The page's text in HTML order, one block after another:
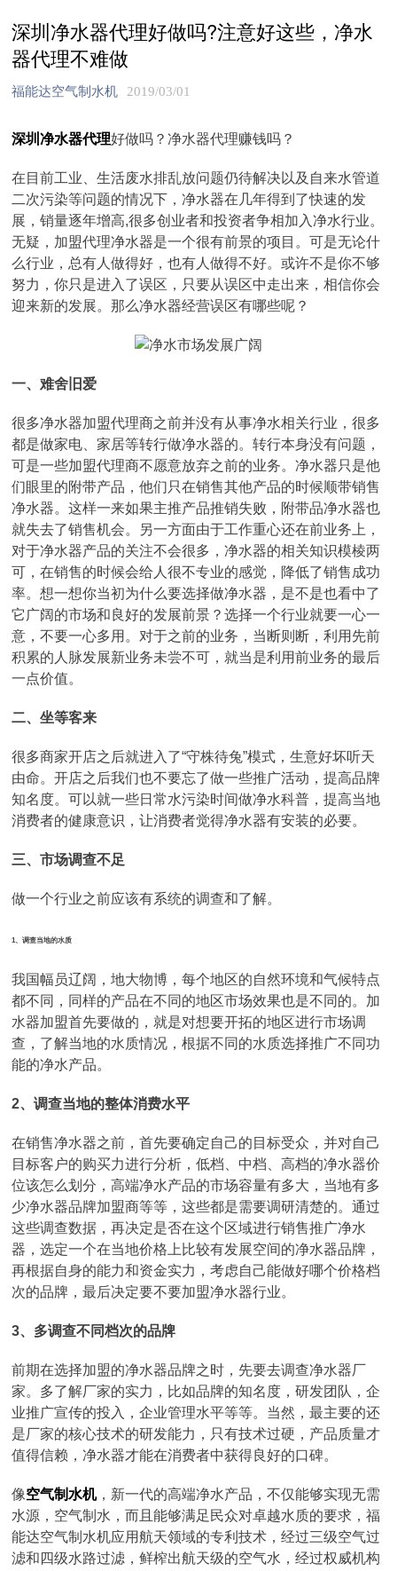
深圳净水器代理好做吗?注意好这些，净水
器代理不难做
福能达空气制水机 2019/03/01
深圳净水器代理好做吗？净水器代理赚钱吗？
在目前工业、生活废水排乱放问题仍待解决以及自来水管道
二次污染等问题的情况下，净水器在几年得到了快速的发
展，销量逐年增高,很多创业者和投资者争相加入净水行业。
无疑，加盟代理净水器是一个很有前景的项目。可是无论什
么行业，总有人做得好，也有人做得不好。或许不是你不够
努力，你只是进入了误区，只要从误区中走出来，相信你会
迎来新的发展。那么净水器经营误区有哪些呢？
一、难舍旧爱
很多净水器加盟代理商之前并没有从事净水相关行业，很多
都是做家电、家居等转行做净水器的。转行本身没有问题，
可是一些加盟代理商不愿意放弃之前的业务。净水器只是他
们眼里的附带产品，他们只在销售其他产品的时候顺带销售
净水器。这样一来如果主推产品推销失败，附带品净水器也
就失去了销售机会。另一方面由于工作重心还在前业务上，
对于净水器产品的关注不会很多，净水器的相关知识模棱两
可，在销售的时候会给人很不专业的感觉，降低了销售成功
率。想一想你当初为什么要选择做净水器，是不是也看中了
它广阔的市场和良好的发展前景？选择一个行业就要一心一
意，不要一心多用。对于之前的业务，当断则断，利用先前
积累的人脉发展新业务未尝不可，就当是利用前业务的最后
一点价值。
二、坐等客来
很多商家开店之后就进入了“守株待兔”模式，生意好坏听天
由命。开店之后我们也不要忘了做一些推广活动，提高品牌
知名度。可以就一些日常水污染时间做净水科普，提高当地
消费者的健康意识，让消费者觉得净水器有安装的必要。
三、市场调查不足
做一个行业之前应该有系统的调查和了解。
1、调查当地的水质
我国幅员辽阔，地大物博，每个地区的自然环境和气候特点
都不同，同样的产品在不同的地区市场效果也是不同的。加
水器加盟首先要做的，就是对想要开拓的地区进行市场调
查，了解当地的水质情况，根据不同的水质选择推广不同功
能的净水产品。
2、调查当地的整体消费水平
在销售净水器之前，首先要确定自己的目标受众，并对自己
目标客户的购买力进行分析，低档、中档、高档的净水器价
位该怎么划分，高端净水产品的市场容量有多大，当地有多
少净水器品牌加盟商等等，这些都是需要调研清楚的。通过
这些调查数据，再决定是否在这个区域进行销售推广净水
器，选定一个在当地价格上比较有发展空间的净水器品牌，
再根据自身的能力和资金实力，考虑自己能做好哪个价格档
次的品牌，最后决定要不要加盟净水器行业。
3、多调查不同档次的品牌
前期在选择加盟的净水器品牌之时，先要去调查净水器厂
家。多了解厂家的实力，比如品牌的知名度，研发团队，企
业推广宣传的投入，企业管理水平等等。当然，最主要的还
是厂家的核心技术的研发能力，只有技术过硬，产品质量才
值得信赖，净水器才能在消费者中获得良好的口碑。
像空气制水机，新一代的高端净水产品，不仅能够实现无需
水源，空气制水，而且能够满足民众对卓越水质的要求，福
能达空气制水机应用航天领域的专利技术，经过三级空气过
滤和四级水路过滤，鲜榨出航天级的空气水，经过权威机构